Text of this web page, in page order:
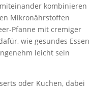
kombinieren
Mikronährstoffen
Pfanne mit cremiger
wie gesundes Essen
leicht sein
oder Kuchen, dabei